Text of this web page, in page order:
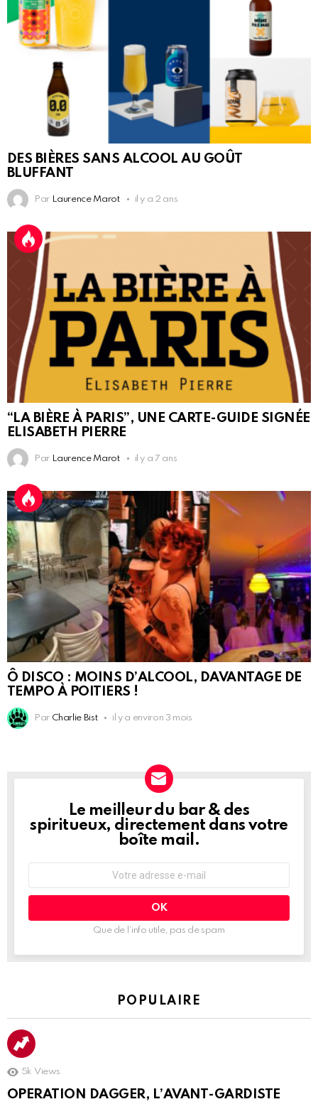
DES BIÈRES SANS ALCOOL AU GOÛT
BLUFFANT
Par Laurence Marot il y a 2 ans
“LA BIÈRE À PARIS”, UNE CARTE-GUIDE SIGNÉE
ELISABETH PIERRE
Par Laurence Marot il y a 7 ans
Ô DISCO : MOINS D’ALCOOL, DAVANTAGE DE
TEMPO À POITIERS !
Par Charlie Bist il y a environ 3 mois
NEWSLETTER
Le meilleur du bar & des
spiritueux, directement dans votre
boîte mail.
mail
Que de l’info utile, pas de spam
POPULAIRE
5k Views
OPERATION DAGGER, L’AVANT-GARDISTE